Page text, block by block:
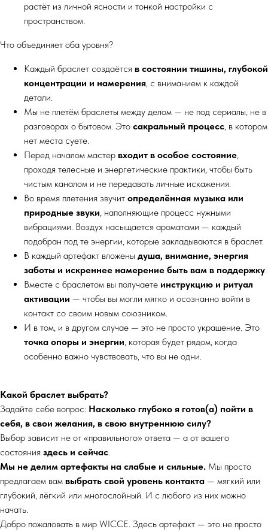
растёт из личной ясности и тонкой настройки с
пространством.
Что объединяет оба уровня?
Каждый браслет создаётся в состоянии тишины, глубокой
концентрации и намерения, с вниманием к каждой
детали.
Мы не плетём браслеты между делом — не под сериалы, не в
разговорах о бытовом. Это сакральный процесс, в котором
нет места суете.
Перед началом мастер входит в особое состояние,
проходя телесные и энергетические практики, чтобы быть
чистым каналом и не передавать личные искажения.
Во время плетения звучит определённая музыка или
природные звуки, наполняющие процесс нужными
вибрациями. Воздух насыщается ароматами — каждый
подобран под те энергии, которые закладываются в браслет.
В каждый артефакт вложены душа, внимание, энергия
заботы и искреннее намерение быть вам в поддержку.
Вместе с браслетом вы получаете инструкцию и ритуал
активации — чтобы вы могли мягко и осознанно войти в
контакт со своим новым союзником.
И в том, и в другом случае — это не просто украшение. Это
точка опоры и энергии, которая будет рядом, когда
особенно важно чувствовать, что вы не одни.
Какой браслет выбрать?
Задайте себе вопрос: Насколько глубоко я готов(а) пойти в
себя, в свои желания, в свою внутреннюю силу?
Выбор зависит не от «правильного» ответа — а от вашего
состояния здесь и сейчас.
Мы не делим артефакты на слабые и сильные. Мы просто
предлагаем вам выбрать свой уровень контакта — мягкий или
глубокий, лёгкий или многослойный. И с любого из них можно
начать.
Добро пожаловать в мир WICCE. Здесь артефакт — это не просто